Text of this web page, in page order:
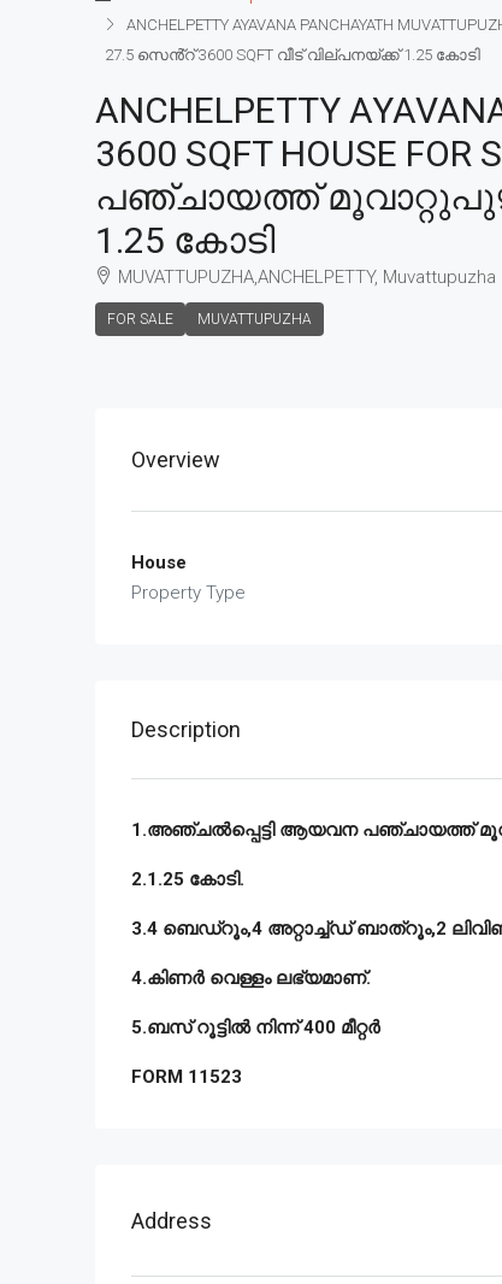
ANCHELPETTY AYAVANA PANCHAYATH
27.5 സെൻ്റ് 3600 SQFT വീട് വില്പനയ്ക്ക് 1.25 കോടി
ANCHELPETTY
3600 SQFT HOUSE
പഞ്ചായത്ത് മൂവാറ്റുപുഴ
1.25 കോടി
MUVATTUPUZHA,ANCHELPETTY, Muvattupuzha
FOR SALE MUVATTUPUZHA
Overview
House
Property Type
Description
1.അഞ്ചൽപ്പെട്ടി ആയവന പഞ്ചായത്ത്
2.1.25 കോടി.
3.4 ബെഡ്റൂം,4 അറ്റാച്ച്ഡ് ബാത്റൂം,2
4.കിണർ വെള്ളം ലഭ്യമാണ്.
5.ബസ് റൂട്ടിൽ നിന്ന് 400 മീറ്റർ
FORM 11523
Address